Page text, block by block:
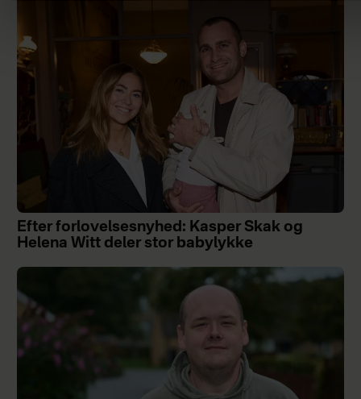
Efter forlovelsesnyhed: Kasper Skak og
Helena Witt deler stor babylykke